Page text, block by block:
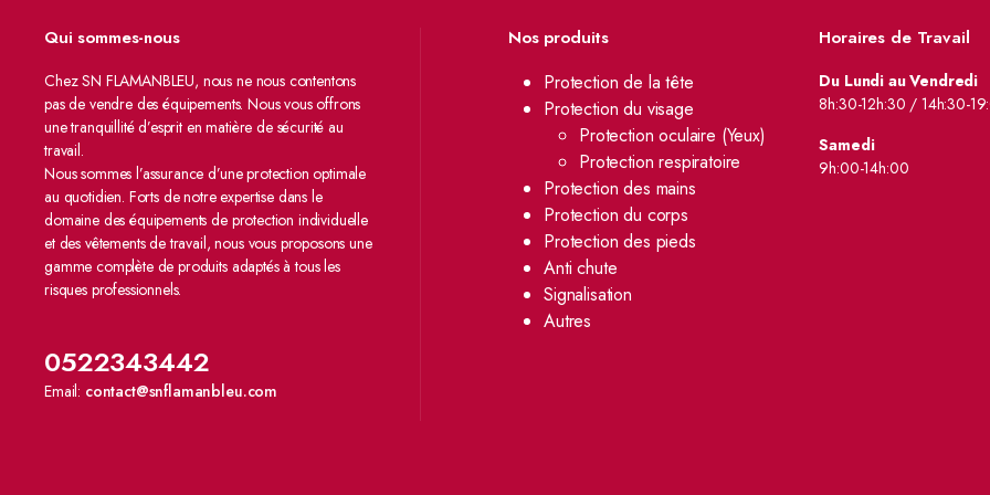
Qui sommes-nous
Chez SN FLAMANBLEU, nous ne nous contentons
pas de vendre des équipements. Nous vous offrons
une tranquillité d’esprit en matière de sécurité au
travail.
Nous sommes l’assurance d’une protection optimale
au quotidien. Forts de notre expertise dans le
domaine des équipements de protection individuelle
et des vêtements de travail, nous vous proposons une
gamme complète de produits adaptés à tous les
risques professionnels.
0522343442
Email: contact@snflamanbleu.com
Nos produits
Protection de la tête
Protection du visage
Protection oculaire (Yeux)
Protection respiratoire
Protection des mains
Protection du corps
Protection des pieds
Anti chute
Signalisation
Autres
Horaires de Travail
Du Lundi au Vendredi
8h:30-12h:30 / 14h:30-
Samedi
9h:00-14h:00